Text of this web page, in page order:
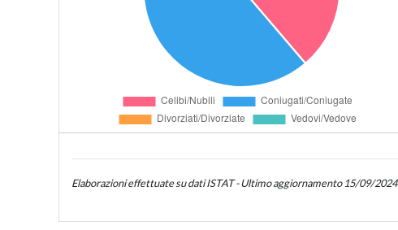
Elaborazioni effettuate su dati ISTAT - Ultimo aggiornamento 15/09/2024